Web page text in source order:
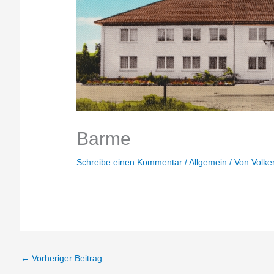
Barme
Schreibe einen Kommentar /Allgemein / Von
← Vorheriger Beitrag